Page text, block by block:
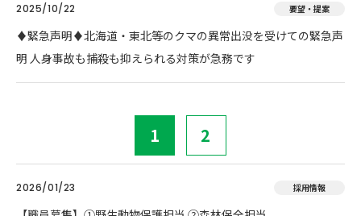
2025/10/22 要望・提案
♦️緊急声明♦️北海道・東北等のクマの異常出没を受けての緊急声
明 人身事故も捕殺も抑えられる対策が急務です
1 2
2026/01/23 採用情報